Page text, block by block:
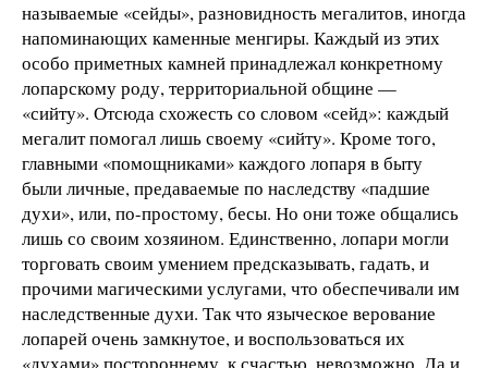
называемые «сейды», разновидность мегалитов, иногда
напоминающих каменные менгиры. Каждый из этих
особо приметных камней принадлежал конкретному
лопарскому роду, территориальной общине —
«сийту». Отсюда схожесть со словом «сейд»: каждый
мегалит помогал лишь своему «сийту». Кроме того,
главными «помощниками» каждого лопаря в быту
были личные, предаваемые по наследству «падшие
духи», или, по-простому, бесы. Но они тоже общались
лишь со своим хозяином. Единственно, лопари могли
торговать своим умением предсказывать, гадать, и
прочими магическими услугами, что обеспечивали им
наследственные духи. Так что языческое верование
лопарей очень замкнутое, и воспользоваться их